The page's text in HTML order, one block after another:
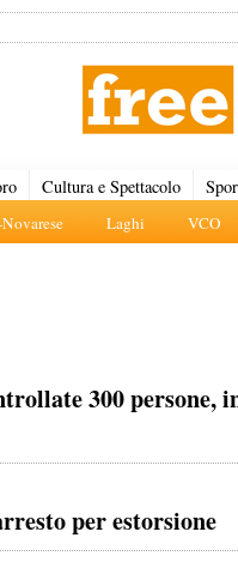
Laghi VCO
Cultura e Spettacolo
300 persone,
per estorsione